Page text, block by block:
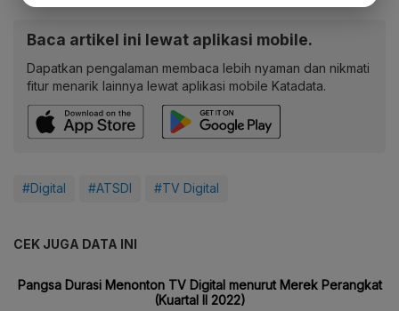
Baca artikel ini lewat aplikasi mobile.
Dapatkan pengalaman membaca lebih nyaman dan nikmati
fitur menarik lainnya lewat aplikasi mobile Katadata.
#Digital #ATSDI #TV Digital
CEK JUGA DATA INI